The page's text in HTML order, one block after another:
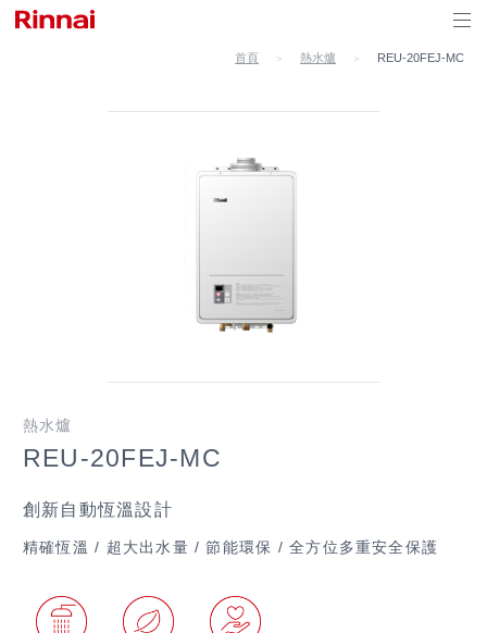
首頁 ＞ 熱水爐 ＞ REU-20FEJ-MC
熱水爐
REU-20FEJ-MC
創新自動恆溫設計
精確恆溫 / 超大出水量 / 節能環保 / 全方位多重安全保護